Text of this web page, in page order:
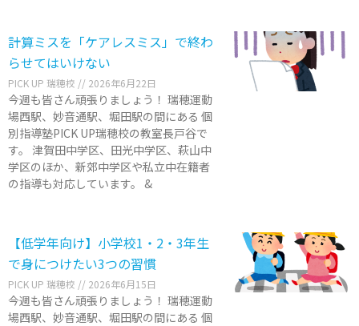
計算ミスを「ケアレスミス」で終わ
らせてはいけない
PICK UP 瑞穂校 2026年6月22日
今週も皆さん頑張りましょう！ 瑞穂運動
場西駅、妙音通駅、堀田駅の間にある 個
別指導塾PICK UP瑞穂校の教室長戸谷で
す。 津賀田中学区、田光中学区、萩山中
学区のほか、新郊中学区や私立中在籍者
の指導も対応しています。 &
【低学年向け】小学校1・2・3年生
で身につけたい3つの習慣
PICK UP 瑞穂校 2026年6月15日
今週も皆さん頑張りましょう！ 瑞穂運動
場西駅、妙音通駅、堀田駅の間にある 個